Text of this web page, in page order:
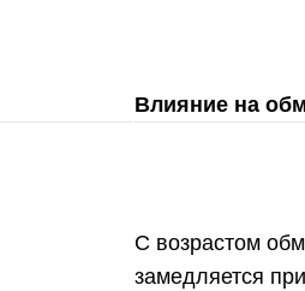
Влияние на
С возрастом
замедляется